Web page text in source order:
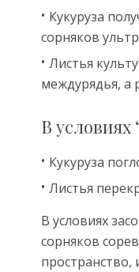
Кукуруза
сорняков
Листья
междурядья, а
В условиях
Кукуруза
Листья
В условиях
сорняков
пространство,